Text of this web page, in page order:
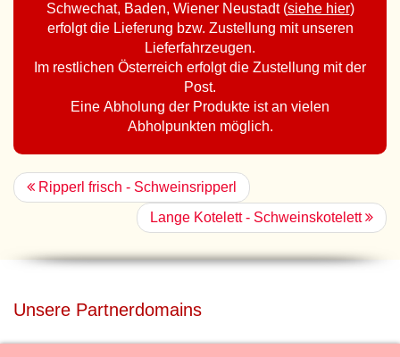
Schwechat, Baden, Wiener Neustadt (siehe hier)
erfolgt die Lieferung bzw. Zustellung mit unseren
Lieferfahrzeugen.
Im restlichen Österreich erfolgt die Zustellung mit der
Post.
Eine Abholung der Produkte ist an vielen
Abholpunkten möglich.
Ripperl frisch - Schweinsripperl
Lange Kotelett - Schweinskotelett
Unsere Partnerdomains